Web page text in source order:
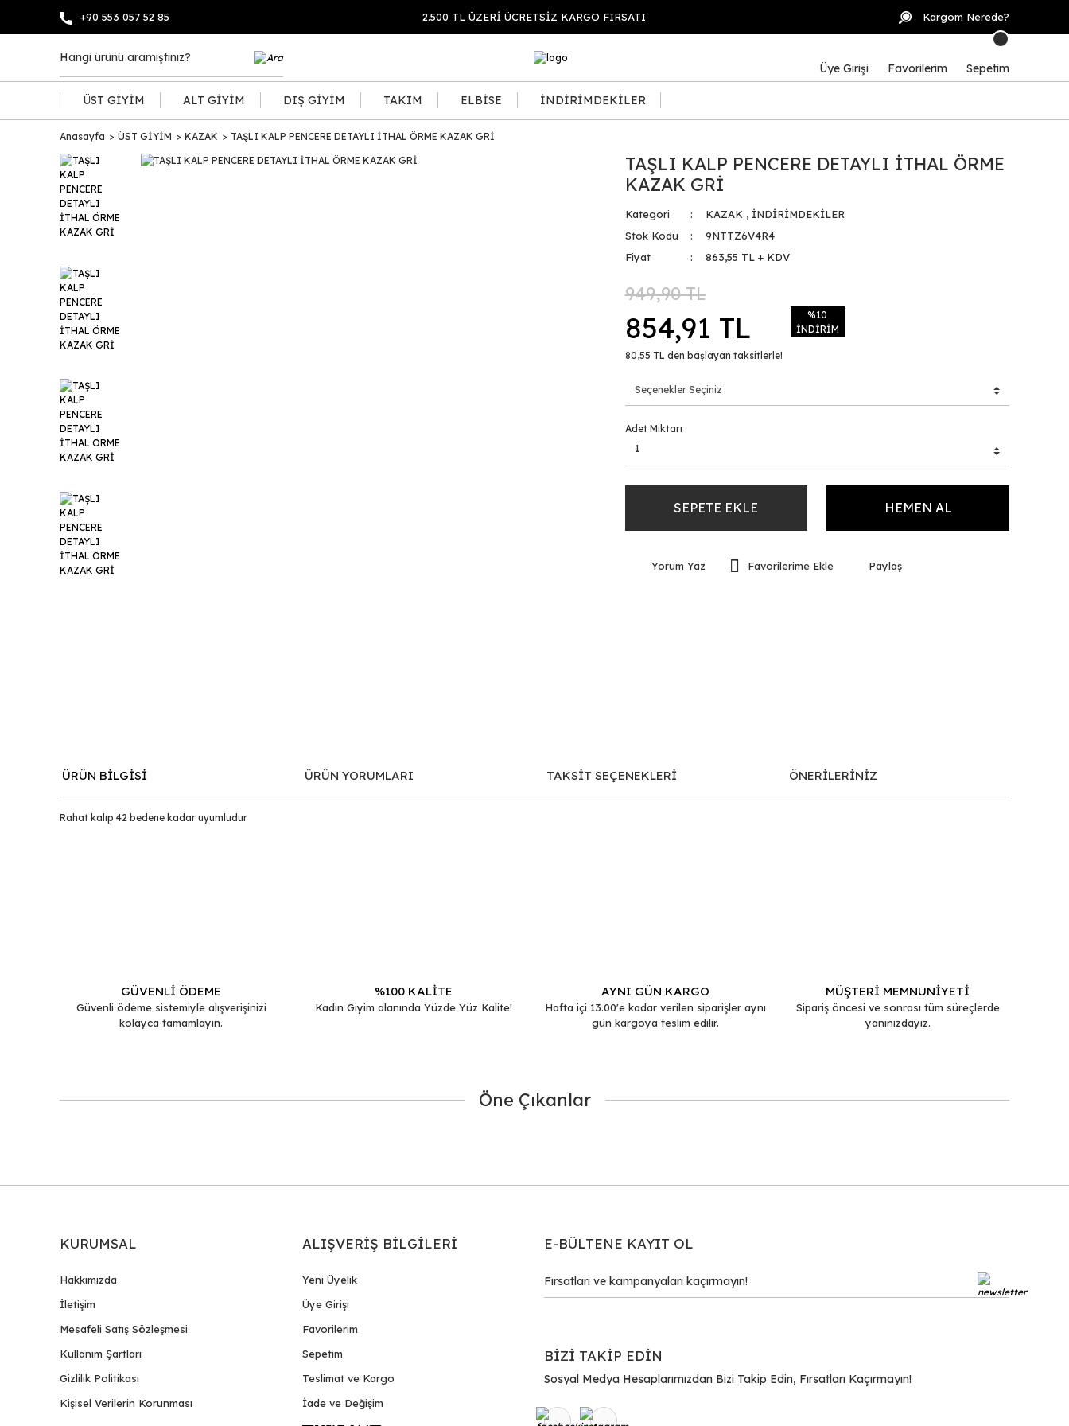
+90 553 057 52 85 2.500 TL ÜZERİ ÜCRETSİZ KARGO FIRSATI Kargom Nerede?
Üye Girişi Favorilerim Sepetim
ÜST GİYİM ALT GİYİM DIŞ GİYİM TAKIM ELBİSE İNDİRİMDEKİLER
Anasayfa ÜST GİYİM KAZAK TAŞLI KALP PENCERE DETAYLI İTHAL ÖRME KAZAK GRİ
TAŞLI KALP PENCERE DETAYLI İTHAL ÖRME
KAZAK GRİ
Kategori KAZAK , İNDİRİMDEKİLER
Stok Kodu
9NTTZ6V4R4
Fiyat
863,55 TL + KDV
949,90 TL
854,91 TL
80,55 TL den başlayan taksitlerle!
%10
İNDİRİM
Adet Miktarı
SEPETE EKLE HEMEN AL
Yorum Yaz Paylaş
ÜRÜN BİLGİSİ ÜRÜN YORUMLARI TAKSİT SEÇENEKLERİ ÖNERİLERİNİZ
Rahat kalıp 42 bedene kadar uyumludur
Ürün fiyatı diğer sitelerden daha pahalı.
Bu ürüne benzer farklı alternatifler olmalı.
GÜVENLİ ÖDEME
Güvenli ödeme sistemiyle alışverişinizi
kolayca tamamlayın.
%100 KALİTE
Kadın Giyim alanında Yüzde Yüz Kalite!
AYNI GÜN KARGO
Hafta içi 13.00'e kadar verilen siparişler aynı
gün kargoya teslim edilir.
MÜŞTERİ MEMNUNİYETİ
Sipariş öncesi ve sonrası tüm süreçlerde
yanınızdayız.
Öne Çıkanlar
KURUMSAL
Hakkımızda
İletişim
Mesafeli Satış Sözleşmesi
Kullanım Şartları
Gizlilik Politikası
Kişisel Verilerin Korunması
ALIŞVERİŞ BİLGİLERİ
Yeni Üyelik
Üye Girişi
Favorilerim
Sepetim
Teslimat ve Kargo
İade ve Değişim
E-BÜLTENE KAYIT OL
BİZİ TAKİP EDİN
Sosyal Medya Hesaplarımızdan Bizi Takip Edin, Fırsatları Kaçırmayın!